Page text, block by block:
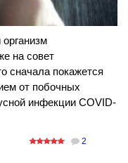
на совет
сначала покажется
от побочных
инфекции COVID-
2